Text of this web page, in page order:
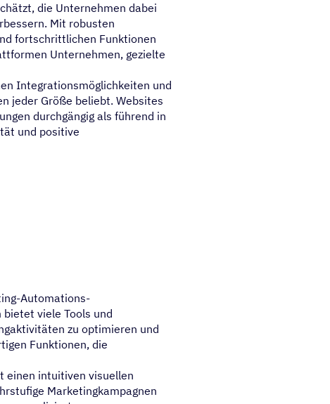
die Unternehmen dabei
Mit robusten
fortschrittlichen Funktionen
Unternehmen, gezielte
Integrationsmöglichkeiten und
jeder Größe beliebt. Websites
durchgängig als führend in
und positive
Automations-
viele Tools und
zu optimieren und
Funktionen, die
einen intuitiven visuellen
Marketingkampagnen